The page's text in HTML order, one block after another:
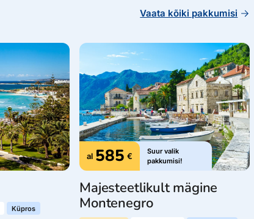
Vaata kõiki pakkumisi
Küpros
al 585 €
Suur valik
pakkumisi!
Majesteetlikult mägine
Montenegro